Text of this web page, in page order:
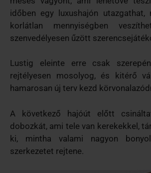
időben egy luxushajón utazgathat,
korlátlan mennyiségben
szenvedélyesen űzött
Lustig eleinte erre csak
rejtélyesen mosolyog, és kitérő
hamarosan új terv kezd
A következő hajóút előtt
dobozkát, ami tele van kerekekkel,
ki, mintha valami nagyon
szerkezetet rejtene.